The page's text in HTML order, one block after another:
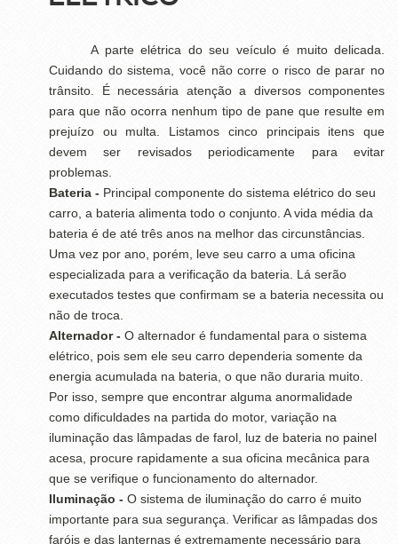
A parte elétrica do seu veículo é muito delicada.
Cuidando do sistema, você não corre o risco de parar no
trânsito. É necessária atenção a diversos componentes
para que não ocorra nenhum tipo de pane que resulte em
prejuízo ou multa. Listamos cinco principais itens que
devem ser revisados periodicamente para evitar
problemas.
Bateria - Principal componente do sistema elétrico do seu
carro, a bateria alimenta todo o conjunto. A vida média da
bateria é de até três anos na melhor das circunstâncias.
Uma vez por ano, porém, leve seu carro a uma oficina
especializada para a verificação da bateria. Lá serão
executados testes que confirmam se a bateria necessita ou
não de troca.
Alternador - O alternador é fundamental para o sistema
elétrico, pois sem ele seu carro dependeria somente da
energia acumulada na bateria, o que não duraria muito.
Por isso, sempre que encontrar alguma anormalidade
como dificuldades na partida do motor, variação na
iluminação das lâmpadas de farol, luz de bateria no painel
acesa, procure rapidamente a sua oficina mecânica para
que se verifique o funcionamento do alternador.
Iluminação - O sistema de iluminação do carro é muito
importante para sua segurança. Verificar as lâmpadas dos
faróis e das lanternas é extremamente necessário para